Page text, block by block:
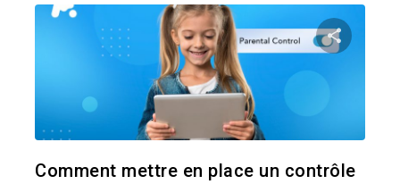
Comment mettre en place un contrôle